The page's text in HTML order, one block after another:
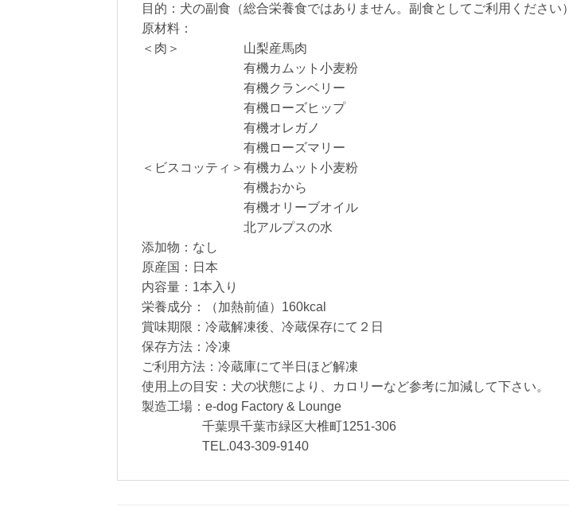
目的：犬の副食（総合栄養食ではありません。副食としてご利用ください）
原材料：
＜肉＞ 山梨産馬肉
有機カムット小麦粉
有機クランベリー
有機ローズヒップ
有機オレガノ
有機ローズマリー
＜ビスコッティ＞有機カムット小麦粉
有機おから
有機オリーブオイル
北アルプスの水
添加物：なし
原産国：日本
内容量：1本入り
栄養成分：（加熱前値）160kcal
賞味期限：冷蔵解凍後、冷蔵保存にて２日
保存方法：冷凍
ご利用方法：冷蔵庫にて半日ほど解凍
使用上の目安：犬の状態により、カロリーなど参考に加減して下さい。
製造工場：e-dog Factory & Lounge
千葉県千葉市緑区大椎町1251-306
TEL.043-309-9140